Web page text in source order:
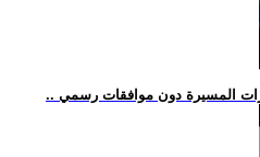
المسيرة دون موافقات رسمي